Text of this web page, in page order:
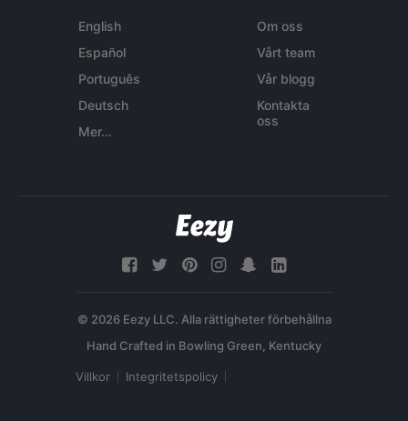
English
Español
Português
Deutsch
Mer...
Om oss
Vårt team
Vår blogg
Kontakta
oss
© 2026 Eezy LLC. Alla rättigheter förbehållna
Villkor Integritetspolicy